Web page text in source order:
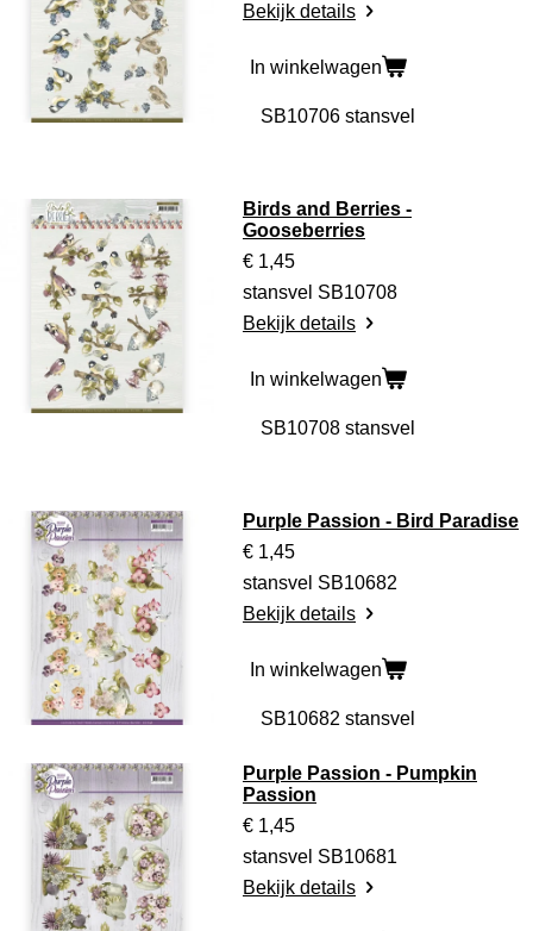
Bekijk details
In winkelwagen
Birds and Berries -
Gooseberries
€ 1,45
stansvel SB10708
Bekijk details
In winkelwagen
Purple Passion - Bird Paradise
€ 1,45
stansvel SB10682
Bekijk details
In winkelwagen
Purple Passion - Pumpkin
Passion
€ 1,45
stansvel SB10681
Bekijk details